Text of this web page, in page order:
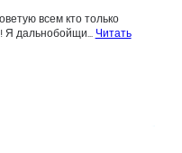
всем кто только
Я дальнобойщи... Читать